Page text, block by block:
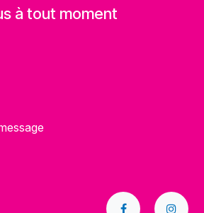
à tout moment